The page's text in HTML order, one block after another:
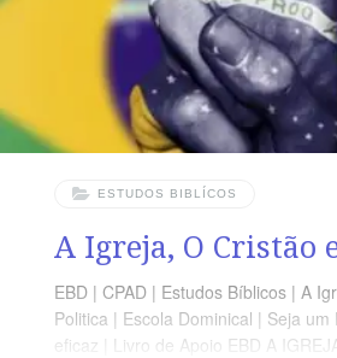
ESTUDOS BIBLÍCOS
A Igreja, O Cristão
EBD | CPAD | Estudos Bíblicos | A
Politica | Escola Dominical | Seja um
eficaz | Livro de Apoio EBD A